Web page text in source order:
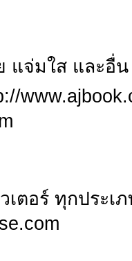
แจ่มใส และอื่
ตอร์ ทุกประเ